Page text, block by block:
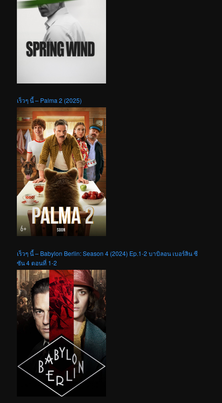
เร็วๆ นี้ – Palma 2 (2025)
เร็วๆ นี้ – Babylon Berlin: Season 4 (2024) Ep.1-2 บาบิลอน เบอร์ลิน ซี
ซัน 4 ตอนที่ 1-2